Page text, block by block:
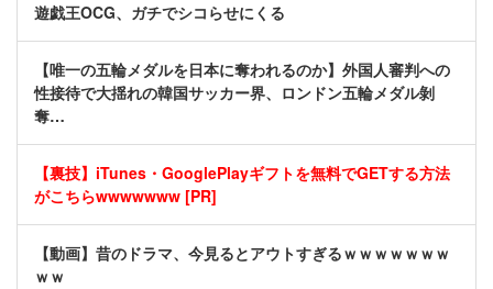
遊戯王OCG、ガチでシコらせにくる
【唯一の五輪メダルを日本に奪われるのか】外国人審判への
性接待で大揺れの韓国サッカー界、ロンドン五輪メダル剝
奪…
【裏技】iTunes・GooglePlayギフトを無料でGETする方法
がこちらwwwwwww [PR]
【動画】昔のドラマ、今見るとアウトすぎるｗｗｗｗｗｗｗ
ｗｗ